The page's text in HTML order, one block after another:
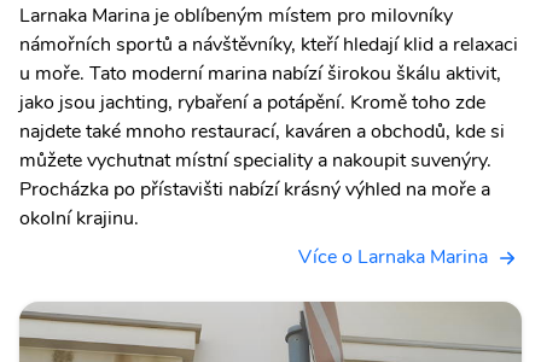
Larnaka Marina je oblíbeným místem pro milovníky
námořních sportů a návštěvníky, kteří hledají klid a relaxaci
u moře. Tato moderní marina nabízí širokou škálu aktivit,
jako jsou jachting, rybaření a potápění. Kromě toho zde
najdete také mnoho restaurací, kaváren a obchodů, kde si
můžete vychutnat místní speciality a nakoupit suvenýry.
Procházka po přístavišti nabízí krásný výhled na moře a
okolní krajinu.
Více o Larnaka Marina